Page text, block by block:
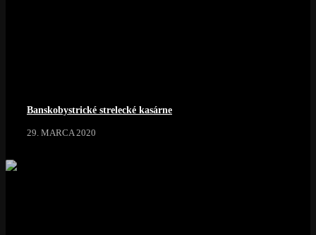
Banskobystrické strelecké kasárne
29. MARCA 2020